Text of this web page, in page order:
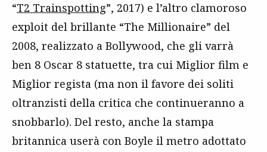
“T2 Trainspotting”, 2017) e l’altro clamoroso
exploit del brillante “The Millionaire” del
2008, realizzato a Bollywood, che gli varrà
ben 8 Oscar 8 statuette, tra cui Miglior film e
Miglior regista (ma non il favore dei soliti
oltranzisti della critica che continueranno a
snobbarlo). Del resto, anche la stampa
britannica userà con Boyle il metro adottato